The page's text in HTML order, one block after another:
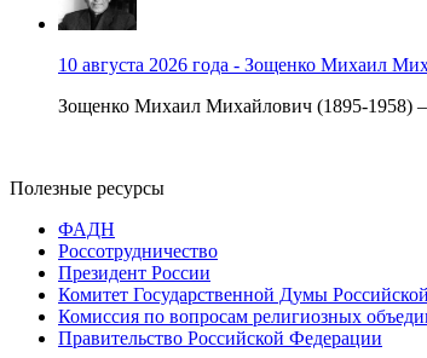
10 августа 2026 года - Зощенко Михаил
Зощенко Михаил Михайлович (1895-1958) –
Полезные ресурсы
ФАДН
Россотрудничество
Президент России
Комитет Государственной Думы
Комиссия по вопросам религиозных
Правительство Российской Федерации